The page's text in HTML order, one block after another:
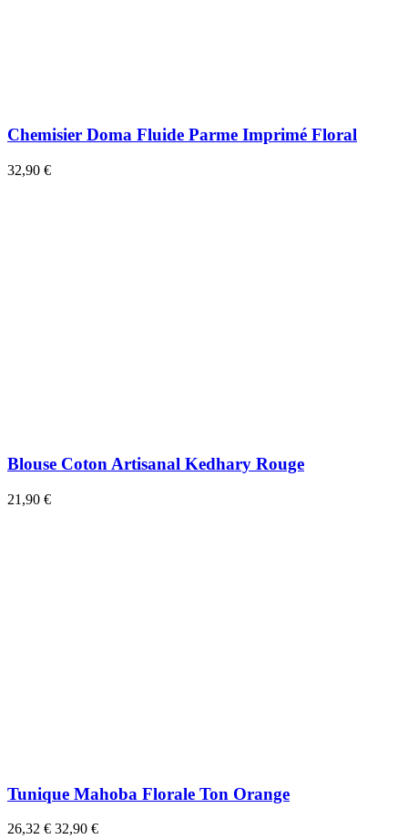
Chemisier Doma Fluide Parme Imprimé Floral
32,90 €
Blouse Coton Artisanal Kedhary Rouge
21,90 €
Tunique Mahoba Florale Ton Orange
26,32 € 32,90 €